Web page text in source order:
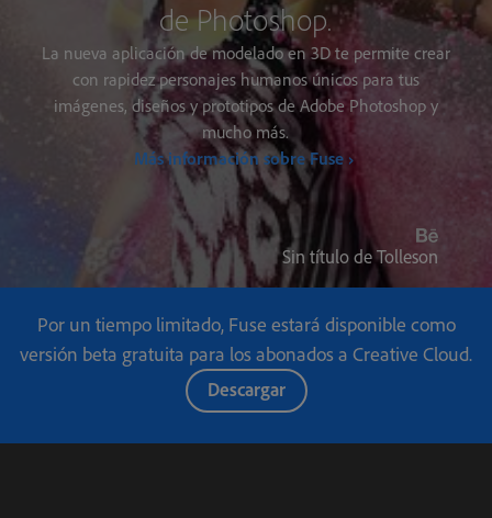
de Photoshop.
La nueva aplicación de modelado en 3D te permite crear
con rapidez personajes humanos únicos para tus
imágenes, diseños y prototipos de Adobe Photoshop y
mucho más.
Más información sobre Fuse ›
Sin título de Tolleson
Por un tiempo limitado, Fuse estará disponible como
versión beta gratuita para los abonados a Creative Cloud.
Descargar